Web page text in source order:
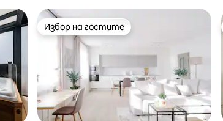
Избор на гостите
Избор на гостите